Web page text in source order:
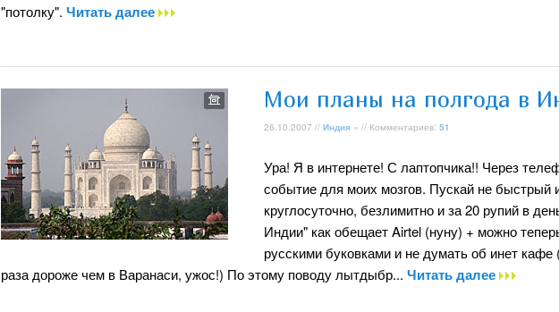
"потолку". Читать далее
Мои планы на полгода в
26.10.2007 // Индия » // Комментариев: 51
Ура! Я в интернете! С лаптопчика!! Через
событие для моих мозгов. Пускай не быстрый
круглосуточно, безлимитно и за 20 рупий в
Индии" как обещает Airtel (нуну) + можно
русскими буковками и не думать об инет кафе
раза дороже чем в Варанаси, ужос!) По этому поводу лытдыбр... Читать далее